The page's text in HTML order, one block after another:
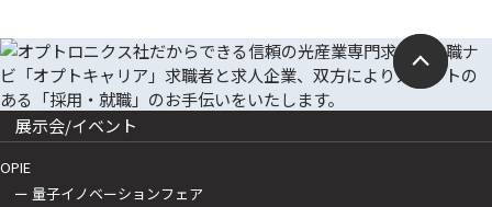
展示会/イベント
OPIE
ー 量子イノベーションフェア